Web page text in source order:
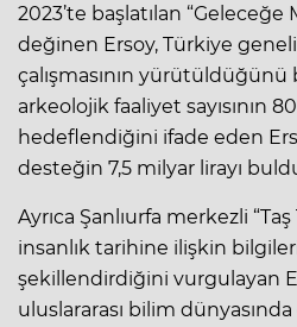
2023’te başlatılan “Geleceğe
değinen Ersoy, Türkiye
çalışmasının yürütüldüğünü
arkeolojik faaliyet sayısının
hedeflendiğini ifade eden
desteğin 7,5 milyar lirayı
Ayrıca Şanlıurfa merkezli
insanlık tarihine ilişkin
şekillendirdiğini vurgulayan
uluslararası bilim